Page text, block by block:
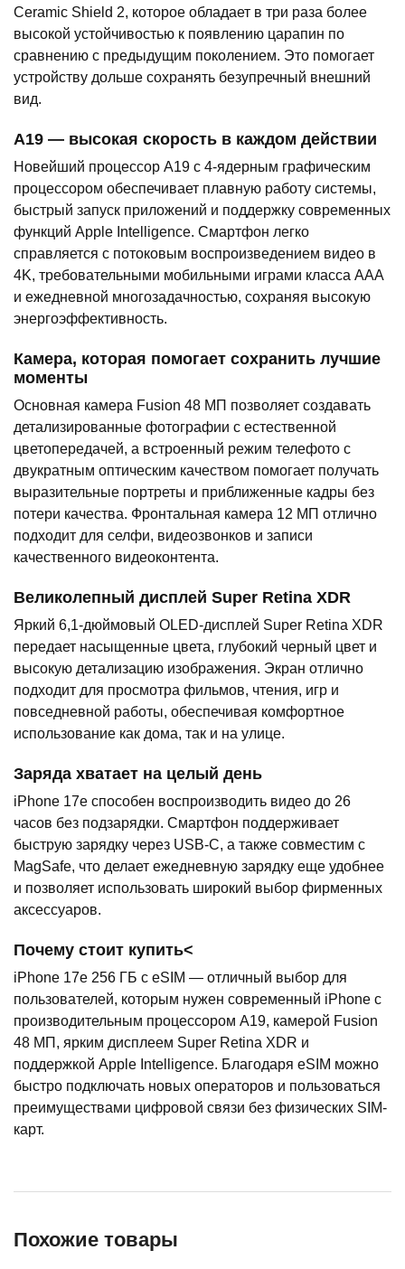
Ceramic Shield 2, которое обладает в три раза более
высокой устойчивостью к появлению царапин по
сравнению с предыдущим поколением. Это помогает
устройству дольше сохранять безупречный внешний
вид.
A19 — высокая скорость в каждом действии
Новейший процессор A19 с 4-ядерным графическим
процессором обеспечивает плавную работу системы,
быстрый запуск приложений и поддержку современных
функций Apple Intelligence. Смартфон легко
справляется с потоковым воспроизведением видео в
4K, требовательными мобильными играми класса AAA
и ежедневной многозадачностью, сохраняя высокую
энергоэффективность.
Камера, которая помогает сохранить лучшие
моменты
Основная камера Fusion 48 МП позволяет создавать
детализированные фотографии с естественной
цветопередачей, а встроенный режим телефото с
двукратным оптическим качеством помогает получать
выразительные портреты и приближенные кадры без
потери качества. Фронтальная камера 12 МП отлично
подходит для селфи, видеозвонков и записи
качественного видеоконтента.
Великолепный дисплей Super Retina XDR
Яркий 6,1-дюймовый OLED-дисплей Super Retina XDR
передает насыщенные цвета, глубокий черный цвет и
высокую детализацию изображения. Экран отлично
подходит для просмотра фильмов, чтения, игр и
повседневной работы, обеспечивая комфортное
использование как дома, так и на улице.
Заряда хватает на целый день
iPhone 17e способен воспроизводить видео до 26
часов без подзарядки. Смартфон поддерживает
быструю зарядку через USB-C, а также совместим с
MagSafe, что делает ежедневную зарядку еще удобнее
и позволяет использовать широкий выбор фирменных
аксессуаров.
Почему стоит купить<
iPhone 17e 256 ГБ с eSIM — отличный выбор для
пользователей, которым нужен современный iPhone с
производительным процессором A19, камерой Fusion
48 МП, ярким дисплеем Super Retina XDR и
поддержкой Apple Intelligence. Благодаря eSIM можно
быстро подключать новых операторов и пользоваться
преимуществами цифровой связи без физических SIM-
карт.
Похожие товары